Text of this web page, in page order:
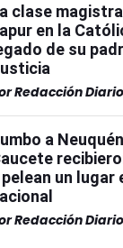
clase
en la
de su
Redacción
a
un lugar
Redacción